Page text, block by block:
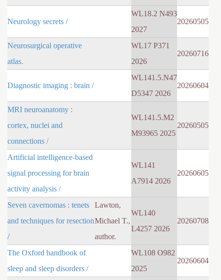
Neurology secrets /
WL18.2 N493
2027
20260505
Neurosurgical operative
atlas.
WL17 P371
2026
20260716
Diagnostic imaging : brain /
WL141.5.N47
D5347 2026
20260604
MRI neuroanatomy :
cortex, nuclei and
connections /
WL141.5.M2
M93965 2025
20260505
Artificial intelligence-based
signal processing for brain
activity analysis /
WL141
A7914 2026
20260605
Seven cavernomas : tenets
and techniques for resection
/
Lawton,
Michael T.,
author.
WL140
L4257 2026
20260708
The Oxford handbook of
sleep and sleep disorders /
WL108 O982
2025
20260604